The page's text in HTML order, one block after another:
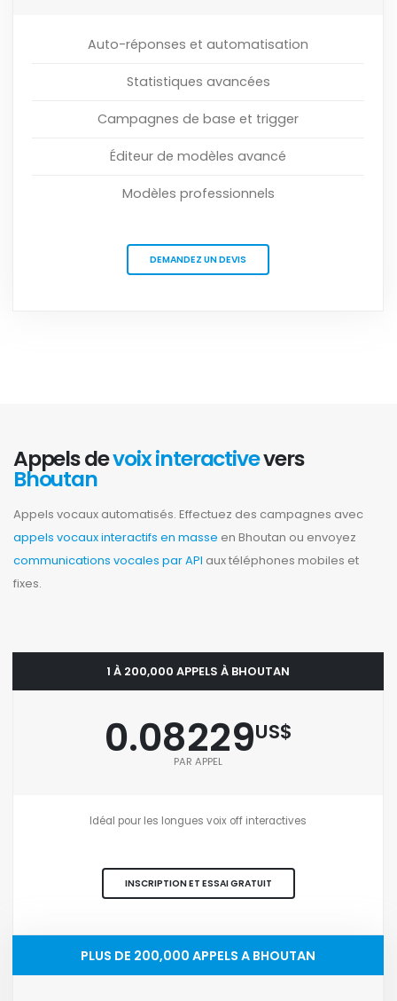
Auto-réponses et automatisation
Statistiques avancées
Campagnes de base et trigger
Éditeur de modèles avancé
Modèles professionnels
DEMANDEZ UN DEVIS
Appels devoix interactivevers
Bhoutan
Appels vocaux automatisés. Effectuez des campagnes avec
appels vocaux interactifs en masse en Bhoutan ou envoyez
communications vocales par API aux téléphones mobiles et
fixes.
1 À 200,000 APPELS À BHOUTAN
0.08229US$
PAR APPEL
Idéal pour les longues voix off interactives
INSCRIPTION ET ESSAI GRATUIT
PLUS DE 200,000 APPELS A BHOUTAN